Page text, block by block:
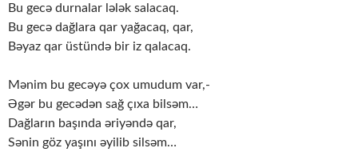
Bu gecə durnalar lələk salacaq.
Bu gecə dağlara qar yağacaq, qar,
Bəyaz qar üstündə bir iz qalacaq.
Mənim bu gecəyə çox umudum var,-
Əgər bu gecədən sağ çıxa bilsəm…
Dağların başında əriyəndə qar,
Sənin göz yaşını əyilib silsəm…